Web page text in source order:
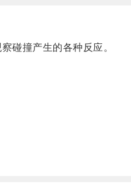
碰撞产生的各种反应。